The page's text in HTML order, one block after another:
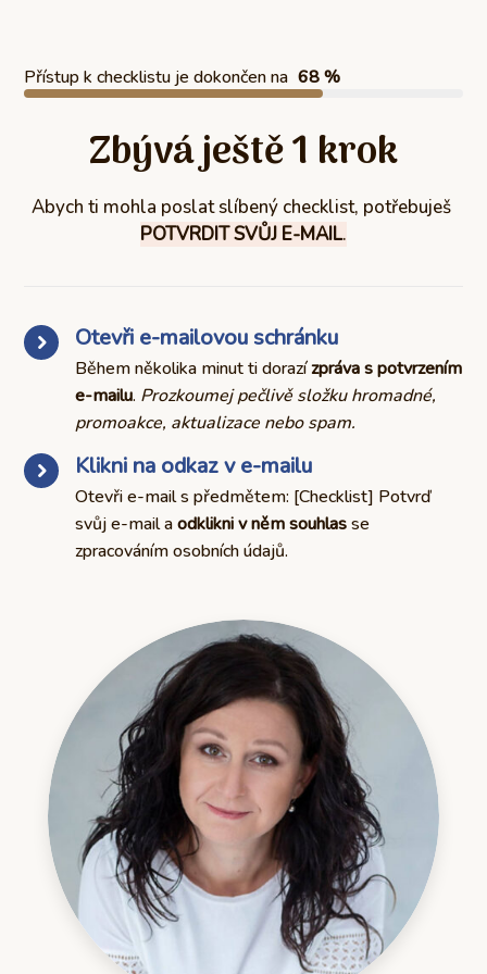
Přístup k checklistu je dokončen na 68 %
Zbývá ještě 1 krok
Abych ti mohla poslat slíbený checklist, potřebuješ
POTVRDIT SVŮJ E-MAIL.
Otevři e-mailovou schránku
Během několika minut ti dorazízpráva s potvrzením
e-mailu. Prozkoumej pečlivě složku hromadné,
promoakce, aktualizace nebo spam.
Klikni na odkaz v e-mailu
Otevři e-mail s předmětem: [Checklist] Potvrď
svůj e-mail aodklikni v něm souhlasse
zpracováním osobních údajů.